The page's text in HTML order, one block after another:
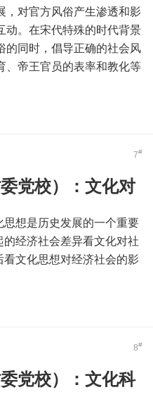
，对官方风俗产生渗透和影
动。在宋代特殊的时代背景
的同时，倡导正确的社会风
、帝王官员的表率和教化等
7#
党校）：文化对
想是历史发展的一个重要
经济社会差异看文化对社
文化思想对经济社会的影
8#
党校）：文化科